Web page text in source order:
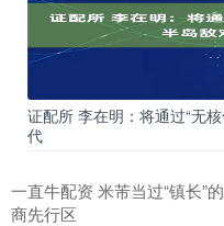
证配所 李在明：将通过“无
代
一直牛配资 米芾当过“镇长”
商先行区